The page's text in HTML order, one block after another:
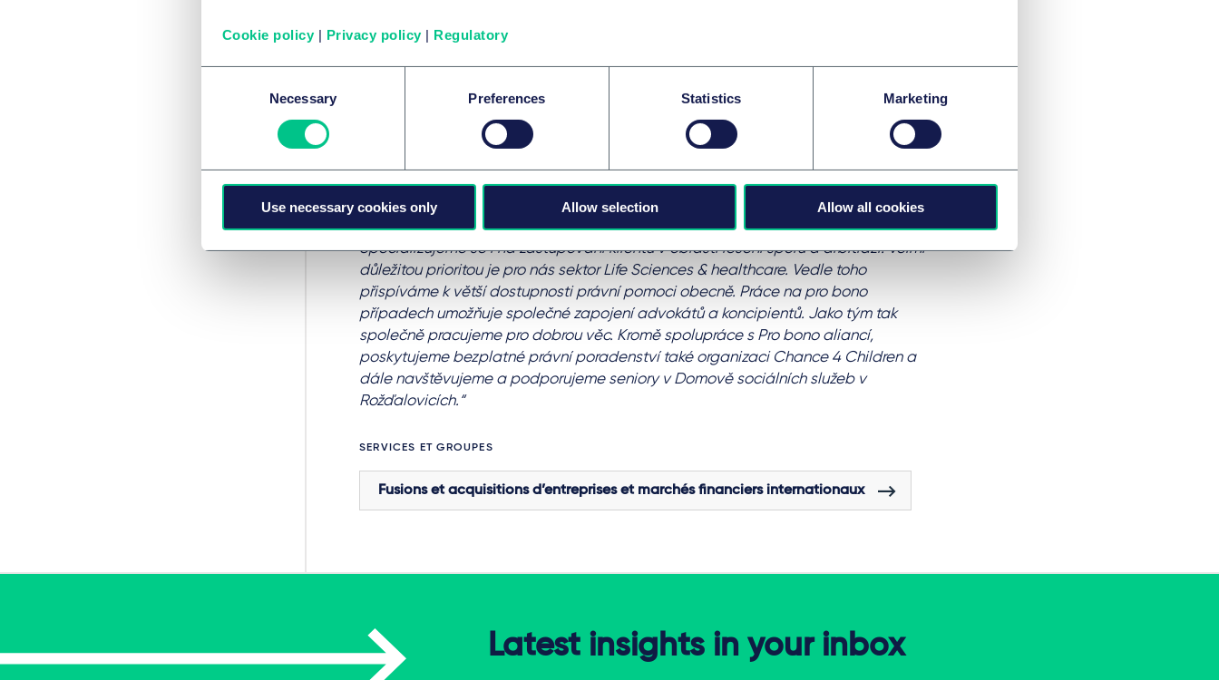
Cookie policy | Privacy policy | Regulatory
Necessary Preferences Statistics Marketing
Use necessary cookies only Allow selection Allow all cookies
nemajetkové újmy. Bolestné a ztížení společenského uplatnění bylo vyčísleno na
000 korun, kterou klient obdržel, byla také proplacena náhrada nákladů soudního
řízení ve výši necelých 85 000 korun. Po dohodě s klientem tuto částku věnujeme
neziskové organizaci Dejme dětem šanci, které pomáháme již druhým rokem tím, že
Erwin Hanslik:
„Doménou naší práce je oblast Real estate a M&A, oblast práva
duševního vlastnictví, pracovního práva a práva obchodních společností.
Specializujeme se i na zastupování klientů v oblasti řešení sporů a arbitráží. Velmi
důležitou prioritou je pro nás sektor Life Sciences & healthcare. Vedle toho
přispíváme k větší dostupnosti právní pomoci obecně. Práce na pro bono
případech umožňuje společné zapojení advokátů a koncipientů. Jako tým tak
společně pracujeme pro dobrou věc. Kromě spolupráce s Pro bono aliancí,
poskytujeme bezplatné právní poradenství také organizaci Chance 4 Children a
dále navštěvujeme a podporujeme seniory v Domově sociálních služeb v
Rožďalovicích.“
SERVICES ET GROUPES
Fusions et acquisitions d’entreprises et marchés financiers internationaux
Latest insights in your inbox